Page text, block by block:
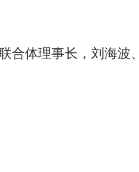
合体理事长，刘海波